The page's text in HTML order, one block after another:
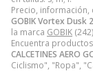
Precio, información,
GOBIK Vortex Dusk
la marca GOBIK
Encuentra
CALCETINES AERO
Ciclismo", "Ropa",